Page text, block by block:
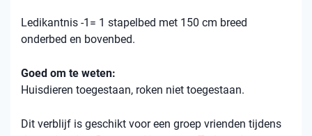
Ledikantnis -1= 1 stapelbed met 150 cm breed
onderbed en bovenbed.
Goed om te weten:
Huisdieren toegestaan, roken niet toegestaan.
Dit verblijf is geschikt voor een groep vrienden tijdens